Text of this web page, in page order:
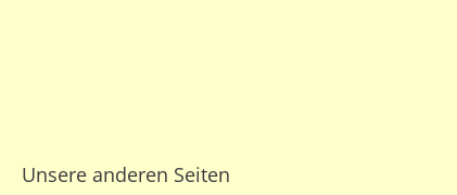
Unsere anderen Seiten